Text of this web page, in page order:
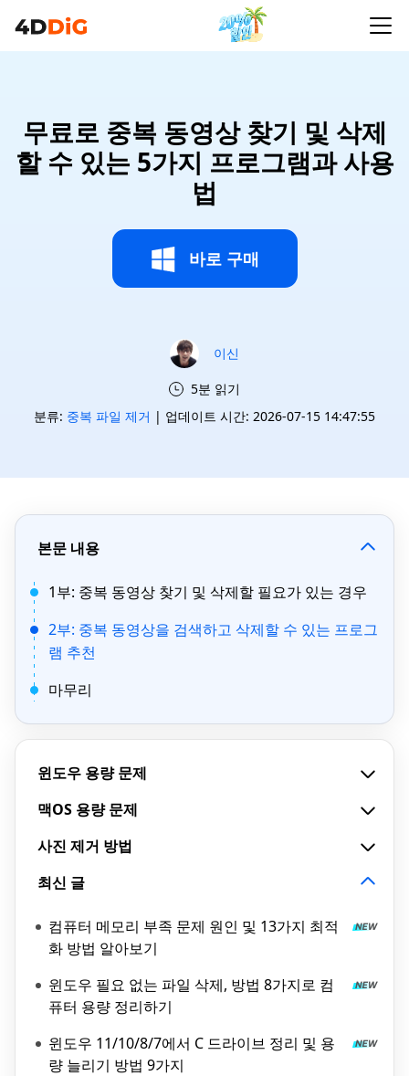
무료로 중복 동영상 찾기 및 삭제
할 수 있는 5가지 프로그램과 사용
법
바로 구매
이신
5분 읽기
분류: 중복 파일 제거 | 업데이트 시간: 2026-07-15 14:47:55
본문 내용
1부: 중복 동영상 찾기 및 삭제할 필요가 있는 경우
2부: 중복 동영상을 검색하고 삭제할 수 있는 프로그
램 추천
마무리
윈도우 용량 문제
맥OS 용량 문제
사진 제거 방법
최신 글
컴퓨터 메모리 부족 문제 원인 및 13가지 최적
화 방법 알아보기
윈도우 필요 없는 파일 삭제, 방법 8가지로 컴
퓨터 용량 정리하기
윈도우 11/10/8/7에서 C 드라이브 정리 및 용
량 늘리기 방법 9가지